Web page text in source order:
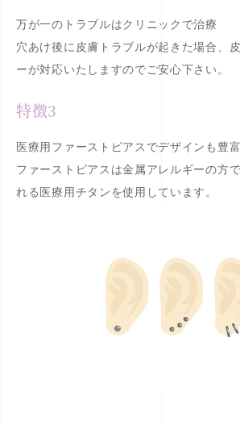
万が一のトラブルはクリニックで治療
穴あけ後に皮膚トラブルが起きた場合、
ーが対応いたしますのでご安心下さい。
特徴3
医療用ファーストピアスでデザインも豊富
ファーストピアスは金属アレルギーの方
れる医療用チタンを使用しています。